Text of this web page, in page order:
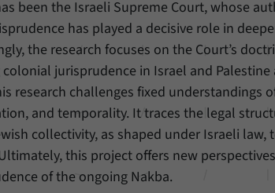
been the Israeli Supreme Court, whose
has played a decisive role in
the research focuses on the Court’s
jurisprudence in Israel and Palestine
research challenges fixed understandings
and temporality. It traces the legal
collectivity, as shaped under Israeli law,
this project offers new
of the ongoing Nakba.
Einstellungen, falls der Webseiten-
eingestellt hat.
Name _pk_ref
Anbieter Matomo
Zweck
Mit diesem Cookie können wir
welcher Internetseite oder
durch eine Verlinkung auf unsere
weitergeleitet wurden.